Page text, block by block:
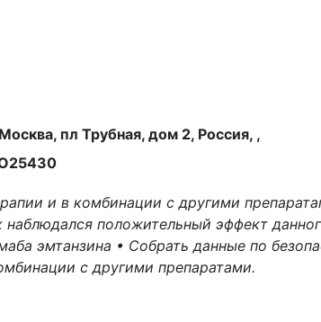
пл Трубная, дом 2, Россия, ,
и в комбинации с другими
положительный эффект
эмтанзина • Собрать данные по
с другими препаратами.